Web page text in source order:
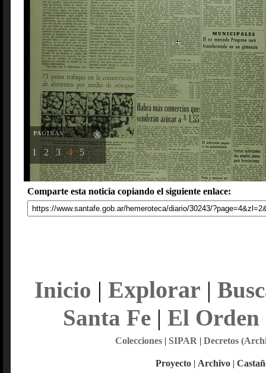
PAGINAS
1 2 3 4 5
Comparte esta noticia copiando el siguiente enlace:
Inicio | Explorar |
Santa Fe| El Orden
Colecciones| SIPAR | Decretos
Proyecto | Archivo |